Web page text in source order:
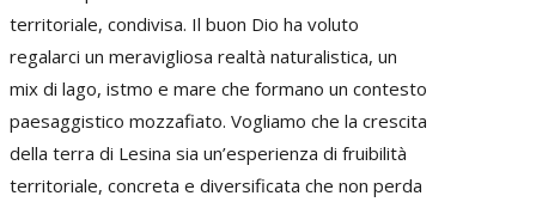
territoriale, condivisa. Il buon Dio ha voluto
regalarci un meravigliosa realtà naturalistica, un
mix di lago, istmo e mare che formano un contesto
paesaggistico mozzafiato. Vogliamo che la crescita
della terra di Lesina sia un’esperienza di fruibilità
territoriale, concreta e diversificata che non perda